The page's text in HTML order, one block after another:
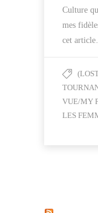
Culture
mes
cet
VUE/MY
LES